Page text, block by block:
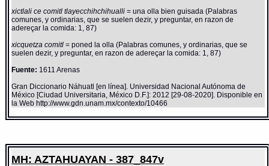
xictlali ce comitl tlayecchihchihualli= una olla bien guisada (Palabras
comunes, y ordinarias, que se suelen dezir, y preguntar, en razon de
adereçar la comida: 1, 87)
xicquetza comitl= poned la olla (Palabras comunes, y ordinarias, que se
suelen dezir, y preguntar, en razon de adereçar la comida: 1, 87)
Fuente: 1611 Arenas
Gran Diccionario Náhuatl [en línea]. Universidad Nacional Autónoma de
México [Ciudad Universitaria, México D.F.]: 2012 [29-08-2020]. Disponible en
la Web http://www.gdn.unam.mx/contexto/10466
MH: AZTAHUAYAN - 387_847v